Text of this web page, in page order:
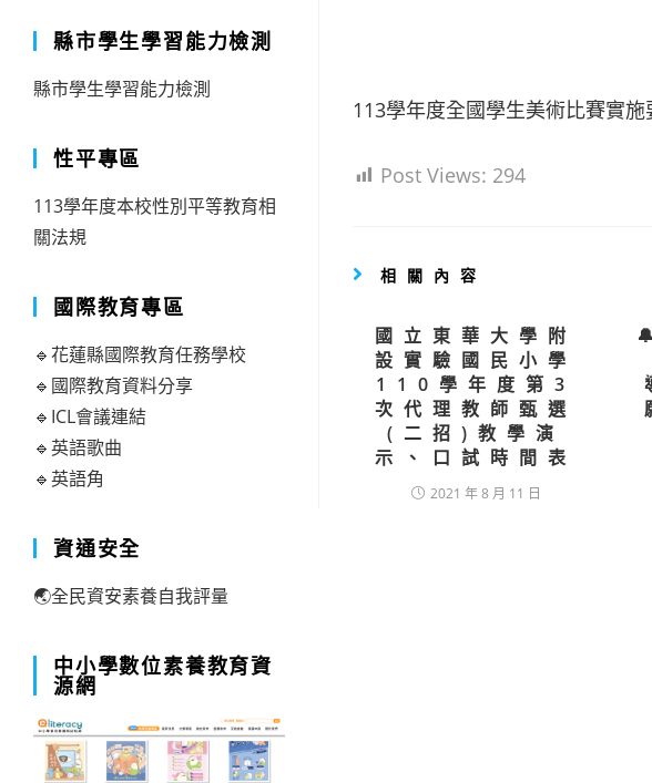
113學年度全國學生美術比賽實施
Post Views: 294
相關內容
國立東華大學附
設實驗國民小學
110學年度第3
次代理教師甄選
(二招)教學演
示、口試時間表
2021 年 8 月 11 日
縣市學生學習能力檢測
縣市學生學習能力檢測
性平專區
113學年度本校性別平等教育相
關法規
國際教育專區
🔹花蓮縣國際教育任務學校
🔹國際教育資料分享
🔹ICL會議連結
🔹英語歌曲
🔹英語角
資通安全
🌏全民資安素養自我評量
中小學數位素養教育資
源網